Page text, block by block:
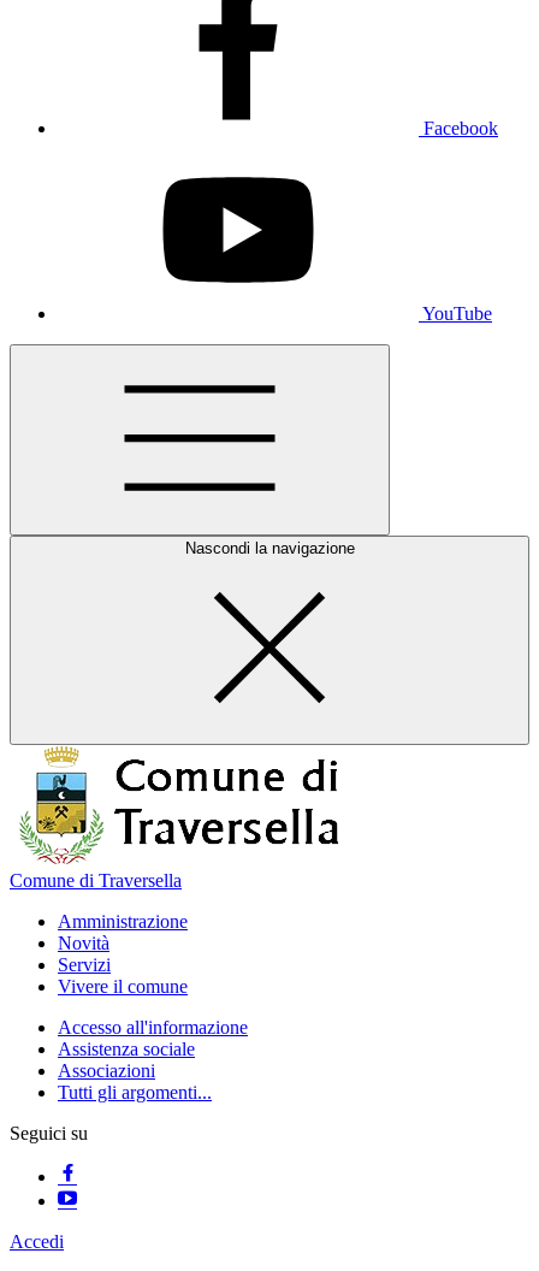
Facebook
YouTube
Nascondi la navigazione
Comune di Traversella
Amministrazione
Novità
Servizi
Vivere il comune
Accesso all'informazione
Assistenza sociale
Associazioni
Tutti gli argomenti...
Seguici su
Accedi